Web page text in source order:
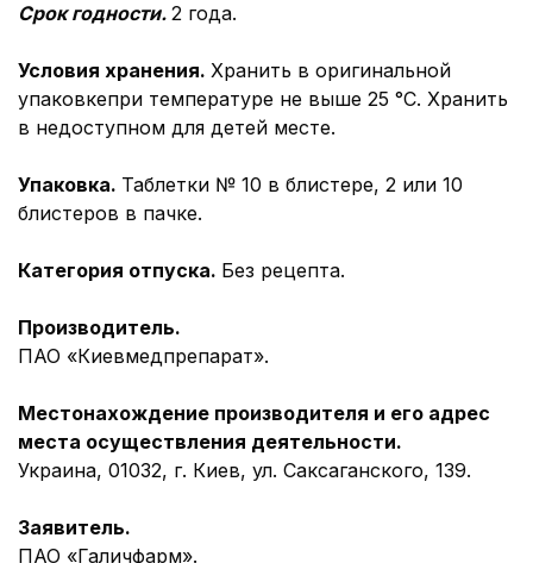
Срок годности. 2 года.
Условия хранения. Хранить в оригинальной
упаковкепри температуре не выше 25 °С. Хранить
в недоступном для детей месте.
Упаковка. Таблетки № 10 в блистере, 2 или 10
блистеров в пачке.
Категория отпуска. Без рецепта.
Производитель.
ПАО «Киевмедпрепарат».
Местонахождение производителя и его адрес
места осуществления деятельности.
Украина, 01032, г. Киев, ул. Саксаганского, 139.
Заявитель.
ПАО «Галичфарм».